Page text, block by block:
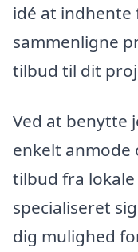
idé at indhente
sammenligne
tilbud til dit
Ved at benytte
enkelt
tilbud fra
specialiseret
dig mulighed